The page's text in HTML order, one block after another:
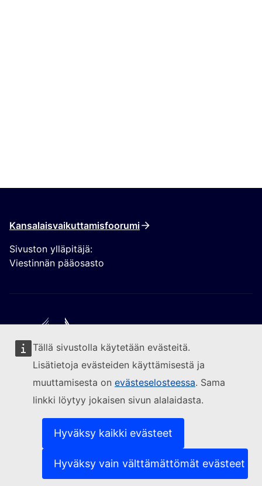
Tällä sivustolla käytetään evästeitä.
Lisätietoja evästeiden käyttämisestä ja
muuttamisesta on evästeselosteessa. Sama
linkki löytyy jokaisen sivun alalaidasta.
Hyväksy kaikki evästeet
Hyväksy vain välttämättömät evästeet
Kansalaisvaikuttamisfoorumi
Sivuston ylläpitäjä:
Viestinnän pääosasto
Seuraa Euroopan komissiota
Yhteydenotot(Ulkoinen linkki)
Ilmoita IT-haavoittuvuudesta(Ulkoinen linkki)
Sivustojen kielivalikoima(Ulkoinen linkki)
(Ulkoinen linkki)
Tietosuojaperiaatteet
Oikeudellinen huomautus
(Ulkoinen linkki)
Saavutettavuus